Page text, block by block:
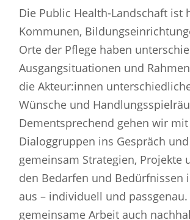
Die Public Health-Landschaft ist
Kommunen,
Orte der Pflege haben
Ausgangsituationen und
die Akteur:innen
Wünsche und
Dementsprechend gehen wir
Dialoggruppen ins Gespräch
gemeinsam Strategien, Projekte
den Bedarfen und Bedürfnissen
aus – individuell und
gemeinsame Arbeit auch